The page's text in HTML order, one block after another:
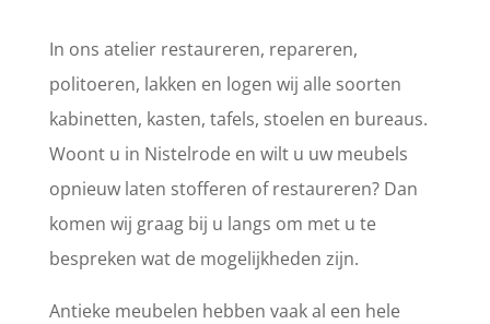
In ons atelier restaureren, repareren,
politoeren, lakken en logen wij alle soorten
kabinetten, kasten, tafels, stoelen en bureaus.
Woont u in Nistelrode en wilt u uw meubels
opnieuw laten stofferen of restaureren? Dan
komen wij graag bij u langs om met u te
bespreken wat de mogelijkheden zijn.
Antieke meubelen hebben vaak al een hele